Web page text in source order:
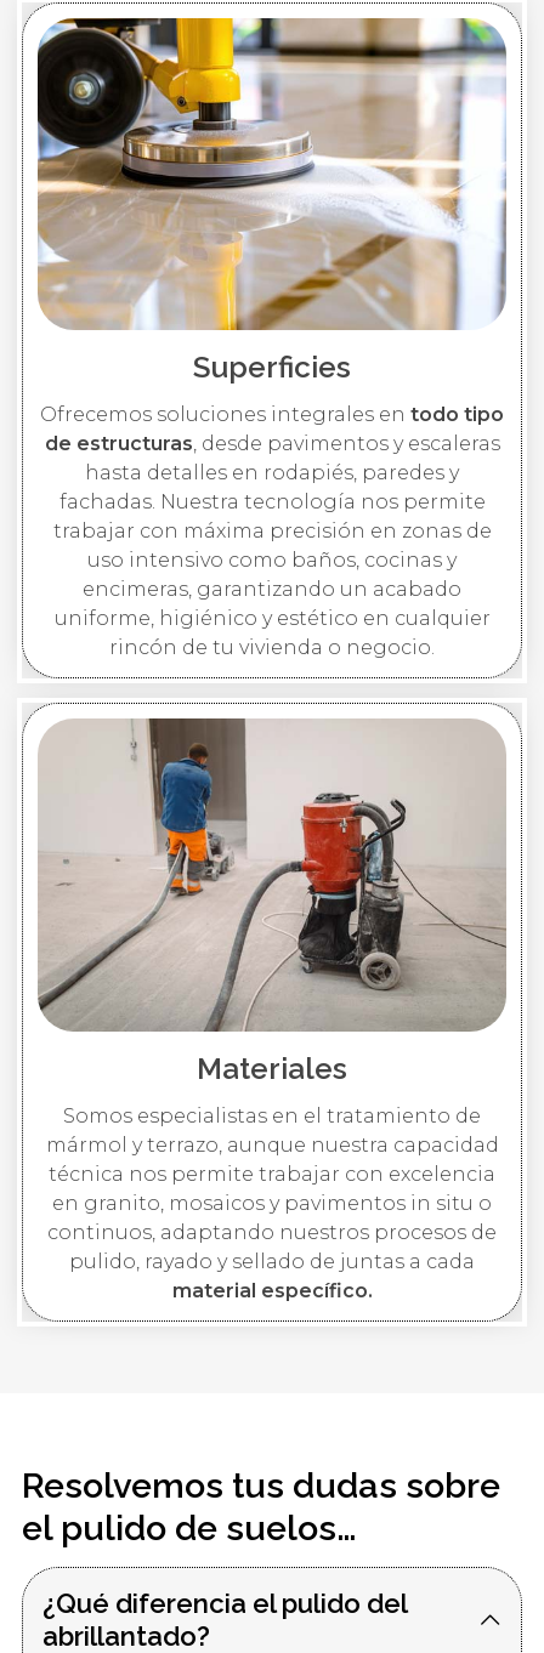
Superficies
Ofrecemos soluciones integrales en todo tipo
de estructuras, desde pavimentos y escaleras
hasta detalles en rodapiés, paredes y
fachadas. Nuestra tecnología nos permite
trabajar con máxima precisión en zonas de
uso intensivo como baños, cocinas y
encimeras, garantizando un acabado
uniforme, higiénico y estético en cualquier
rincón de tu vivienda o negocio.
Materiales
Somos especialistas en el tratamiento de
mármol y terrazo, aunque nuestra capacidad
técnica nos permite trabajar con excelencia
en granito, mosaicos y pavimentos in situ o
continuos, adaptando nuestros procesos de
pulido, rayado y sellado de juntas a cada
material específico.
Resolvemos tus dudas sobre
el pulido de suelos…
¿Qué diferencia el pulido del
abrillantado?